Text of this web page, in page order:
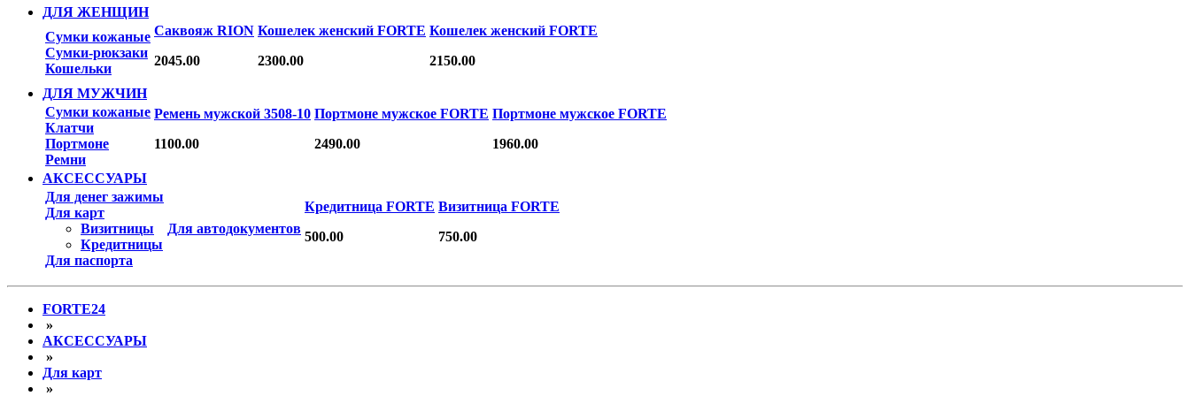
ДЛЯ ЖЕНЩИН
Сумки кожаные
Сумки-рюкзаки
Кошельки
Саквояж RION
2045.00
Кошелек женский FORTE
2300.00
Кошелек женский FORTE
2150.00
ДЛЯ МУЖЧИН
Сумки кожаные
Клатчи
Портмоне
Ремни
Ремень мужской 3508-10
1100.00
Портмоне мужское FORTE
2490.00
Портмоне мужское FORTE
1960.00
АКСЕССУАРЫ
Для денег зажимы
Для карт
Визитницы
Кредитницы
Для паспорта
Для автодокументов
Кредитница FORTE
500.00
Визитница FORTE
750.00
FORTE24
»
АКСЕССУАРЫ
»
Для карт
»